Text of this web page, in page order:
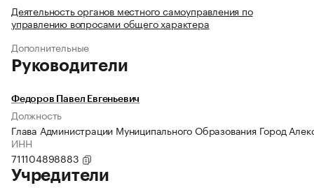
Деятельность органов местного самоуправления по
управлению вопросами общего характера
Дополнительные
Руководители
Федоров Павел Евгеньевич
Должность
Глава Администрации Муниципального Образования Город
ИНН
711104898883
Учредители